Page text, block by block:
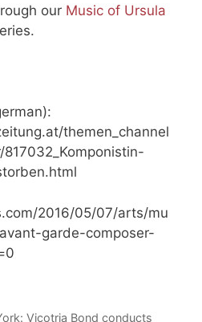
our Music of Ursula
themen_channel
2016/05/07/arts/mu
garde-composer-
Vicotria Bond conducts